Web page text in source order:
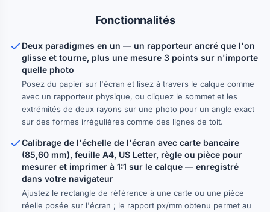
Fonctionnalités
Deux paradigmes en un — un rapporteur ancré que l'on
glisse et tourne, plus une mesure 3 points sur n'importe
quelle photo
Posez du papier sur l'écran et lisez à travers le calque comme
avec un rapporteur physique, ou cliquez le sommet et les
extrémités de deux rayons sur une photo pour un angle exact
sur des formes irrégulières comme des lignes de toit.
Calibrage de l'échelle de l'écran avec carte bancaire
(85,60 mm), feuille A4, US Letter, règle ou pièce pour
mesurer et imprimer à 1:1 sur le calque — enregistré
dans votre navigateur
Ajustez le rectangle de référence à une carte ou une pièce
réelle posée sur l'écran ; le rapport px/mm obtenu permet au